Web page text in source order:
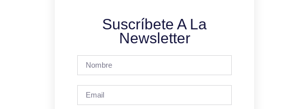
Suscríbete A La
Newsletter